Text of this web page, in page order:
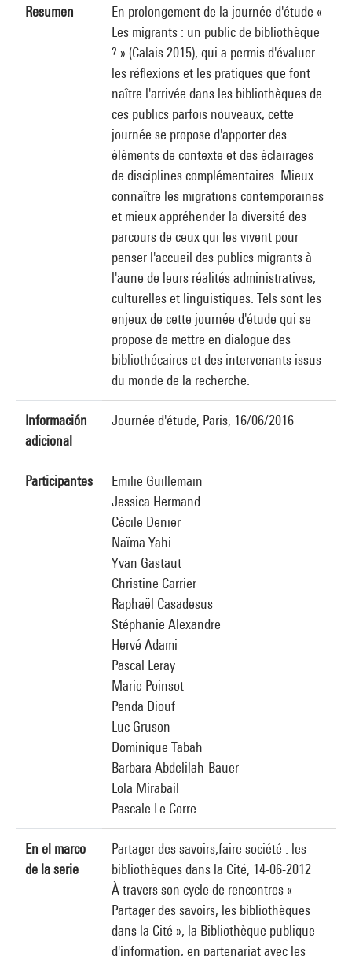
Resumen
En prolongement de la journée d'étude «
Les migrants : un public de bibliothèque
? » (Calais 2015), qui a permis d'évaluer
les réflexions et les pratiques que font
naître l'arrivée dans les bibliothèques de
ces publics parfois nouveaux, cette
journée se propose d'apporter des
éléments de contexte et des éclairages
de disciplines complémentaires. Mieux
connaître les migrations contemporaines
et mieux appréhender la diversité des
parcours de ceux qui les vivent pour
penser l'accueil des publics migrants à
l'aune de leurs réalités administratives,
culturelles et linguistiques. Tels sont les
enjeux de cette journée d'étude qui se
propose de mettre en dialogue des
bibliothécaires et des intervenants issus
du monde de la recherche.
Información
adicional
Journée d'étude, Paris, 16/06/2016
Participantes
Emilie Guillemain
Jessica Hermand
Cécile Denier
Naïma Yahi
Yvan Gastaut
Christine Carrier
Raphaël Casadesus
Stéphanie Alexandre
Hervé Adami
Pascal Leray
Marie Poinsot
Penda Diouf
Luc Gruson
Dominique Tabah
Barbara Abdelilah-Bauer
Lola Mirabail
Pascale Le Corre
En el marco
de la serie
Partager des savoirs,faire société : les
bibliothèques dans la Cité, 14-06-2012
À travers son cycle de rencontres «
Partager des savoirs, les bibliothèques
dans la Cité », la Bibliothèque publique
d'information, en partenariat avec les